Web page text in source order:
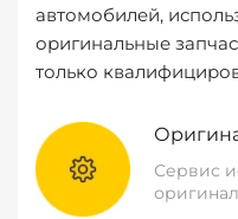
автомобилей,
оригинальные
только
Сервис